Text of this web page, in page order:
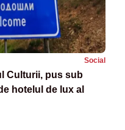
Social
Culturii, pus sub
hotelul de lux al